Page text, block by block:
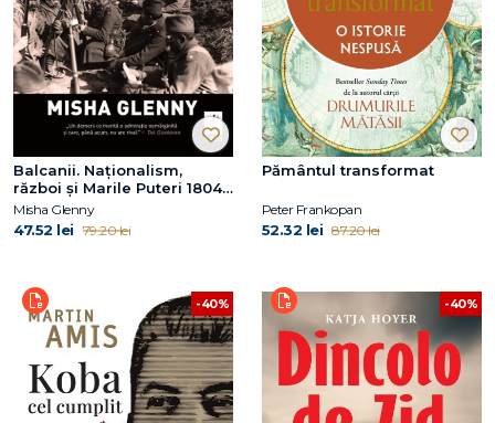
Balcanii. Naționalism,
război și Marile Puteri 1804–
2012
Misha Glenny
47.52 lei 79.20 lei
Pământul transformat
Peter Frankopan
52.32 lei 87.20 lei
-40% -40%